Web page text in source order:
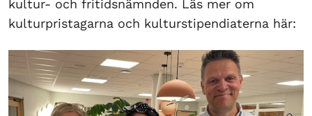
kultur- och fritidsnämnden. Läs mer om
kulturpristagarna och kulturstipendiaterna här: